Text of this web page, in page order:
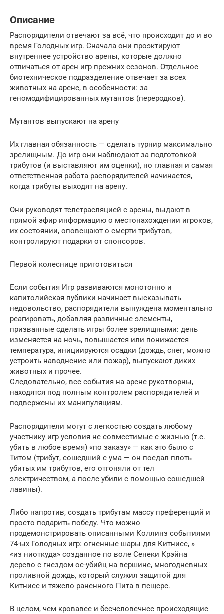
Описание
Распорядители отвечают за всё, что происходит до и во
время Голодных игр. Сначала они проэктируют
внутреннее устройство арены, которые должно
отличаться от арен игр прежних сезонов. Отдельное
биотехническое подразделение отвечает за всех
животных на арене, в особенности: за
геномодифицированных мутантов (переродков).
Мутантов выпускают на арену
Их главная обязанность — сделать турнир максимально
зрелищным. До игр они наблюдают за подготовкой
трибутов (и выставляют им оценки), но главная и самая
ответственная работа распорядителей начинается,
когда трибуты выходят на арену.
Они руководят телетрасляцией с арены, выдают в
прямой эфир информацию о местонахождении игроков,
их состоянии, оповещают о смерти трибутов,
контролируют подарки от спонсоров.
Первой колеснице приготовиться
Если события Игр развиваются монотонно и
капитолийская публики начинает высказывать
недовольство, распорядители вынуждена моментально
реагировать, добавляя различные элементы,
призванные сделать игры более зрелищными: день
изменяется на ночь, повышается или понижается
температура, инициируются осадки (дождь, снег, можно
устроить наводнение или пожар), выпускают диких
животных и прочее.
Следовательно, все события на арене рукотворны,
находятся под полным контролем распорядителей и
подвержены их манипуляциям.
Распорядители могут с легкостью создать любому
участнику игр условия не совместимые с жизнью (т.е.
убить в любое время) «по заказу» — как это было с
Титом (трибут, сошедший с ума — он поедал плоть
убитых им трибутов, его отгоняли от тел
электричеством, а после убили с помощью сошедшей
лавины).
Либо напротив, создать трибутам массу преференций и
просто подарить победу. Что можно
продемонстрировать описанными Коллинз событиями
74-ых Голодных игр: огненные шары для Китнисс, »
«из ниоткуда» созданное по воле Сенеки Крэйна
дерево с гнездом ос-убийц на вершине, многодневных
проливной дождь, который служил защитой для
Китнисс и тяжело раненного Пита в пещере.
В целом, чем кровавее и бесчеловечнее происходящие